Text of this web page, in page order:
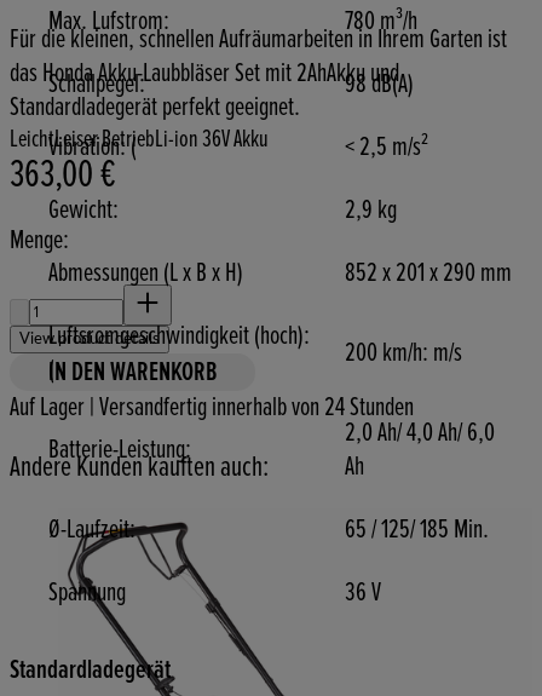
Max. Lufstrom:
780 m³/h
Schallpegel:
98 dB(A)
Vibration: (
< 2,5 m/s²
Gewicht:
2,9 kg
Abmessungen (L x B x H)
852 x 201 x 290 mm
Luftsromgeschwindigkeit (hoch):
(
200 km/h: m/s
Batterie-Leistung:
2,0 Ah/ 4,0 Ah/ 6,0
Ah
Ø-Laufzeit:
65 / 125/ 185 Min.
Spannung
36 V
Standardladegerät
Für die kleinen, schnellen Aufräumarbeiten in Ihrem Garten ist
das Honda Akku-Laubbläser Set mit 2AhAkku und
Standardladegerät perfekt geeignet.
LeichtLeiser BetriebLi-ion 36V Akku
Aktueller Preis: 363,00 €.
363,00 €
Menge:
Menge:
View product details
IN DEN WARENKORB
Auf Lager | Versandfertig innerhalb von 24 Stunden
Andere Kunden kauften auch: